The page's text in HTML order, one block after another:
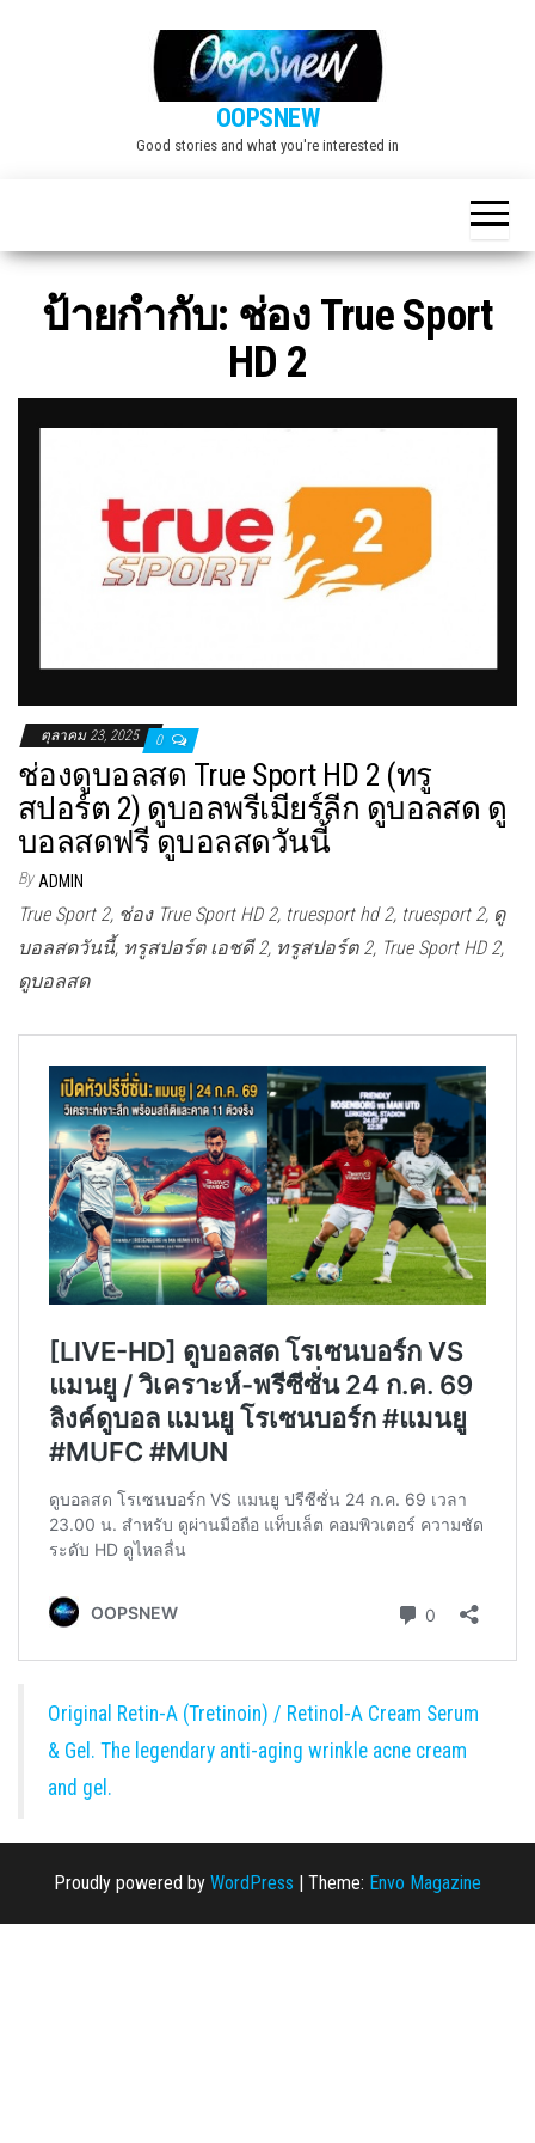
OOPSNEW
Good stories and what you're interested in
ป้ายกำกับ: ช่อง True Sport
HD 2
ตุลาคม 23, 2025 0
ช่องดูบอลสด True Sport HD 2 (ทรู
สปอร์ต 2) ดูบอลพรีเมียร์ลีก ดูบอลสด ดู
บอลสดฟรี ดูบอลสดวันนี้
By ADMIN
True Sport 2, ช่อง True Sport HD 2, truesport hd 2, truesport 2, ดู
บอลสดวันนี้, ทรูสปอร์ต เอชดี 2, ทรูสปอร์ต 2, True Sport HD 2,
ดูบอลสด
Original Retin-A (Tretinoin) / Retinol-A Cream Serum
& Gel. The legendary anti-aging wrinkle acne cream
and gel.
Proudly powered by WordPress Theme: Envo Magazine